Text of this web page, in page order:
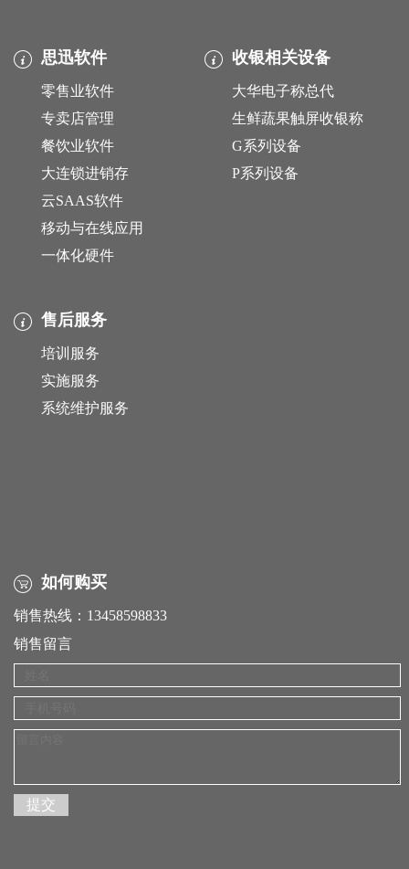
思迅软件
零售业软件
专卖店管理
餐饮业软件
大连锁进销存
云SAAS软件
移动与在线应用
一体化硬件
收银相关设备
大华电子称总代
生鲜蔬果触屏收银称
G系列设备
P系列设备
售后服务
培训服务
实施服务
系统维护服务
如何购买
销售热线：13458598833
销售留言